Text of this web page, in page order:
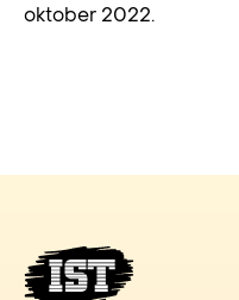
oktober 2022.